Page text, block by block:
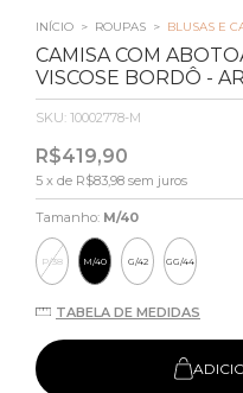
INÍCIO > ROUPAS > BLUSAS E
CAMISA COM
VISCOSE BORDÔ -
SKU: 10002778-M
R$419,90
5 x de R$83,98 sem juros
Tamanho: M/40
P/38 M/40 G/42 GG/44
TABELA DE MEDIDAS